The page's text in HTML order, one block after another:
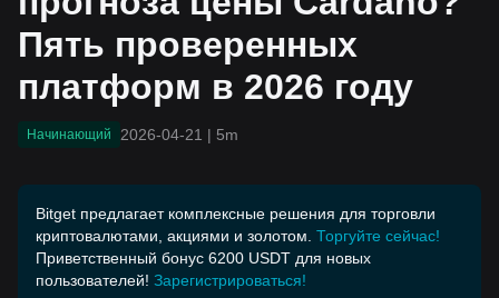
Пять проверенных
платформ в 2026 году
Начинающий 2026-04-21 | 5m
Bitget предлагает комплексные решения для торговли
криптовалютами, акциями и золотом. Торгуйте сейчас!
Приветственный бонус 6200 USDT для новых
пользователей! Зарегистрироваться!